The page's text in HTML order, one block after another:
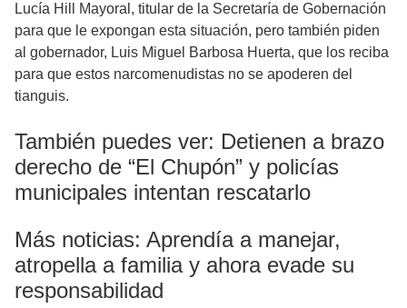
Lucía Hill Mayoral, titular de la Secretaría de Gobernación
para que le expongan esta situación, pero también piden
al gobernador, Luis Miguel Barbosa Huerta, que los reciba
para que estos narcomenudistas no se apoderen del
tianguis.
También puedes ver: Detienen a brazo
derecho de “El Chupón” y policías
municipales intentan rescatarlo
Más noticias: Aprendía a manejar,
atropella a familia y ahora evade su
responsabilidad